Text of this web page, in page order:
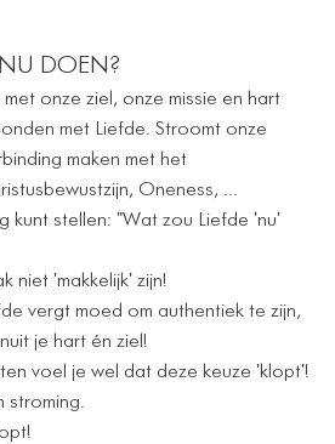
DOEN?
onze ziel, onze missie en hart
met Liefde. Stroomt onze
maken met het
Oneness, ...
kunt stellen: "Wat zou Liefde 'nu'
niet 'makkelijk' zijn!
vergt moed om authentiek te zijn,
je hart én ziel!
voel je wel dat deze keuze 'klopt'!
stroming.